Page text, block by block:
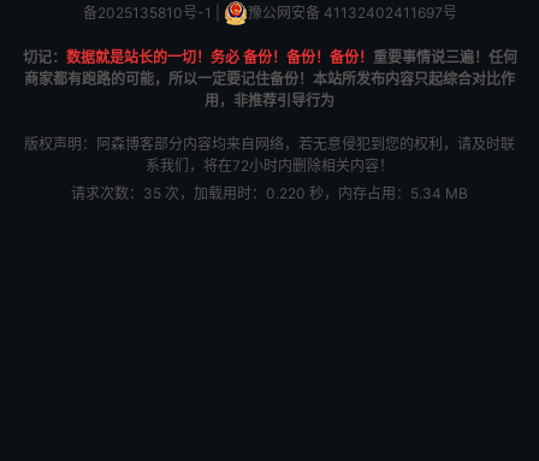
备2025135810号-1
豫公网安备 41132402411697号
切记： 数据就是站长的一切！务必 备份！备份！备份！ 重要事情说三遍！任何
商家都有跑路的可能，所以一定要记住备份！本站所发布内容只起综合对比作
用，非推荐引导行为
版权声明：阿森博客部分内容均来自网络，若无意侵犯到您的权利，请及时联
系我们，将在72小时内删除相关内容！
请求次数：35 次，加载用时：0.220 秒，内存占用：5.34 MB